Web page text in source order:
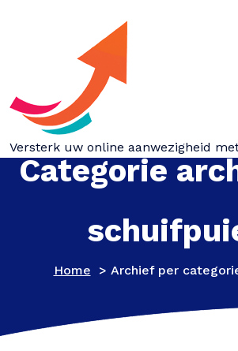
Versterk uw online aanwezigheid
Categorie
Home > Archief per